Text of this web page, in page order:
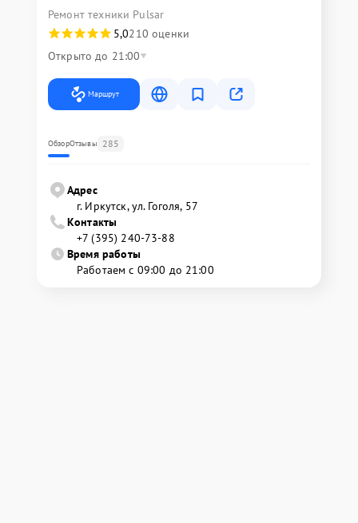
Ремонт техники Pulsar
5,0210 оценки
Открыто до 21:00
Маршрут
ОбзорОтзывы 285
Адрес
г. Иркутск, ул. ​Гоголя, 57
Контакты
+7 (395) 240-73-88
Время работы
Работаем с 09:00 до 21:00